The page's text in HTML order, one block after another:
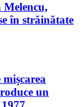
Melencu,
în străinătate
un